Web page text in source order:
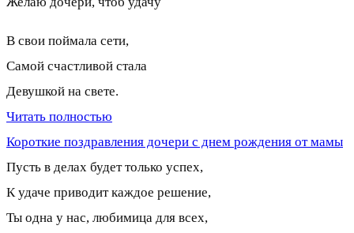
В свои поймала сети,
Самой счастливой стала
Девушкой на свете.
Читать полностью
Короткие поздравления дочери с днем рождения от мамы
Пусть в делах будет только успех,
К удаче приводит каждое решение,
Ты одна у нас, любимица для всех,